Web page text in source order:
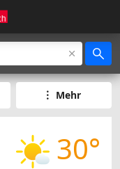
Mehr
30°